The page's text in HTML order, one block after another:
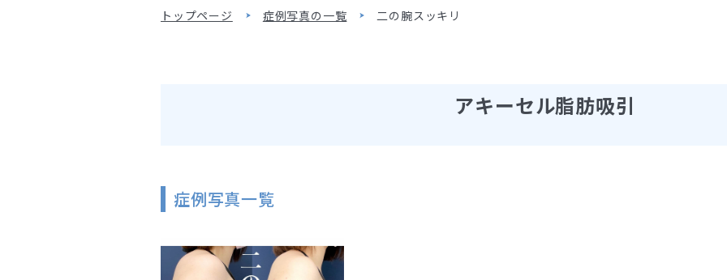
トップページ 症例写真の一覧 二の腕スッキリ
アキーセル脂肪吸引
症例写真一覧